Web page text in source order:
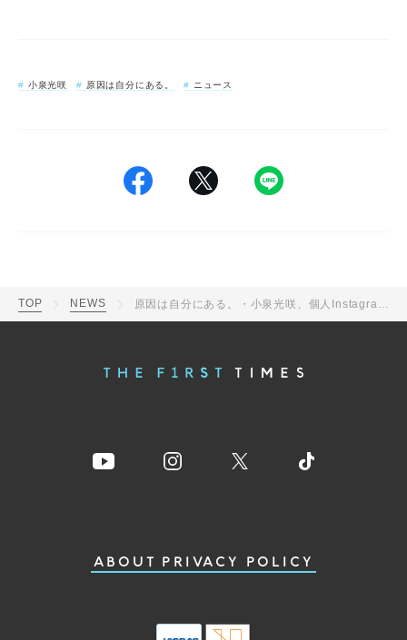
小泉光咲 原因は自分にある。 ニュース
TOP NEWS 原因は自分にある。・小泉光咲、個人Instagramアカウントを開設
ABOUT PRIVACY POLICY